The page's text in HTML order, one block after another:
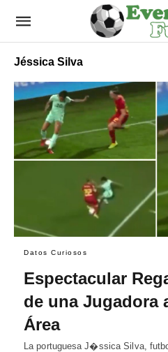
Jéssica Silva
Datos Curiosos
Espectacular
de una Jugadora
Área
La portuguesa J�ssica Silva,